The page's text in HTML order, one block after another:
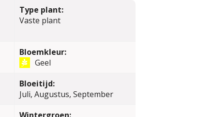
Type plant:
Vaste plant
Bloemkleur:
Geel
Bloeitijd:
Juli, Augustus, September